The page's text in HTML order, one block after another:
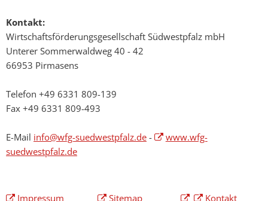
Kontakt:
Wirtschaftsförderungsgesellschaft Südwestpfalz mbH
Unterer Sommerwaldweg 40 - 42
66953 Pirmasens
Telefon +49 6331 809-139
Fax +49 6331 809-493
E-Mail info@wfg-suedwestpfalz.de -
www.wfg-
suedwestpfalz.de
Impressum Sitemap
Kontakt